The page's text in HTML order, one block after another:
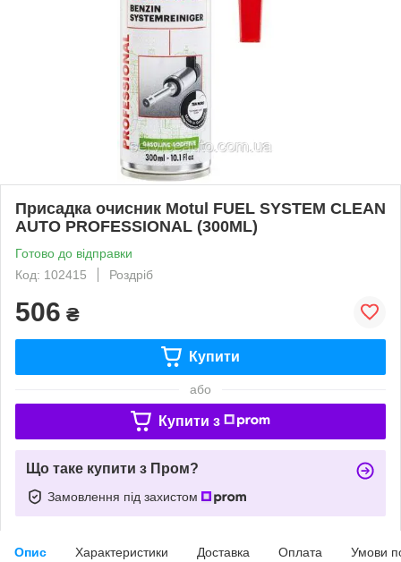
Присадка очисник Motul FUEL SYSTEM CLEAN
AUTO PROFESSIONAL (300ML)
Готово до відправки
Код: 102415
Роздріб
506 ₴
Купити
або
Купити з
Що таке купити з Пром?
Замовлення під захистом
Опис Характеристики Доставка Оплата Умови